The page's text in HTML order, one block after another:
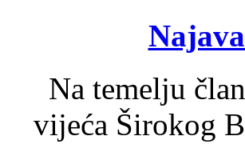
Na temelju
vijeća Širokog